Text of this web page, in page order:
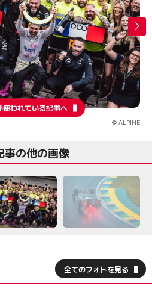
使われている記事へ
© ALPINE
事の他の画像
全てのフォトを見る